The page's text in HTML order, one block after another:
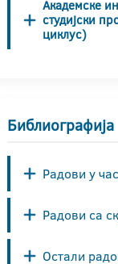
Академске
студијски
циклус)
Библиографија
Радови у
Радови са
Остали